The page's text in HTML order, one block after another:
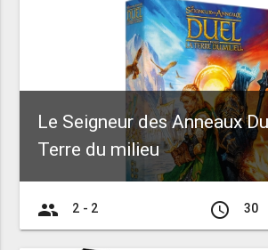
Le Seigneur des Anneaux
Terre du milieu
group 2 - 2 access_time 30